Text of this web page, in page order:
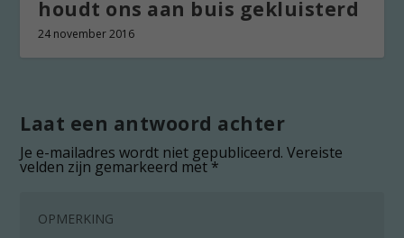
houdt ons aan buis gekluisterd
24 november 2016
Laat een antwoord achter
Je e-mailadres wordt niet gepubliceerd. Vereiste
velden zijn gemarkeerd met*